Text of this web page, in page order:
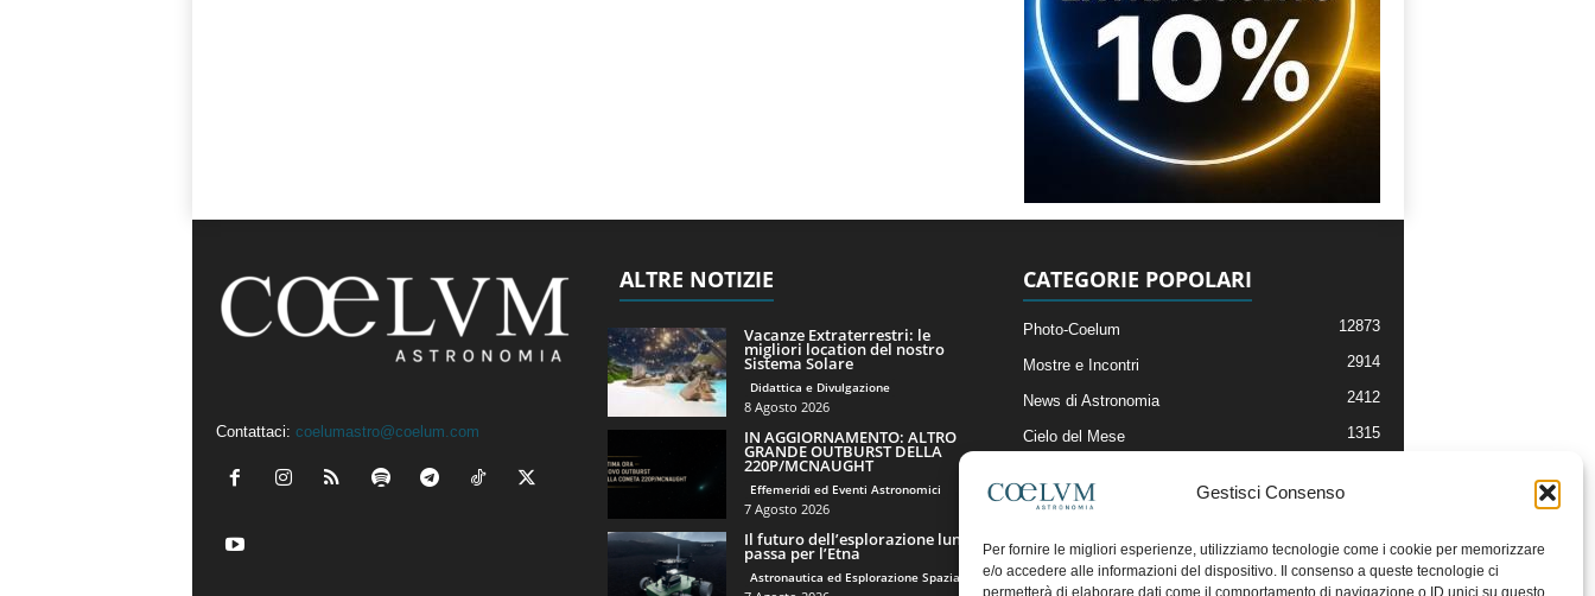
Gestisci Consenso
Per fornire le migliori esperienze, utilizziamo tecnologie come i cookie per memorizzare
e/o accedere alle informazioni del dispositivo. Il consenso a queste tecnologie ci
permetterà di elaborare dati come il comportamento di navigazione o ID unici su questo
Contattaci: coelumastro@coelum.com
ALTRE NOTIZIE
Vacanze Extraterrestri: le
migliori location del nostro
Sistema Solare
Didattica e Divulgazione
8 Agosto 2026
IN AGGIORNAMENTO: ALTRO
GRANDE OUTBURST DELLA
220P/MCNAUGHT
Effemeridi ed Eventi Astronomici
7 Agosto 2026
Il futuro dell’esplorazione lunare
passa per l’Etna
Astronautica ed Esplorazione Spaziale
CATEGORIE POPOLARI
Photo-Coelum 12873
Mostre e Incontri 2914
News di Astronomia 2412
Cielo del Mese 1315
Articoli e Risorse On-Line
Il Blog della Redazione